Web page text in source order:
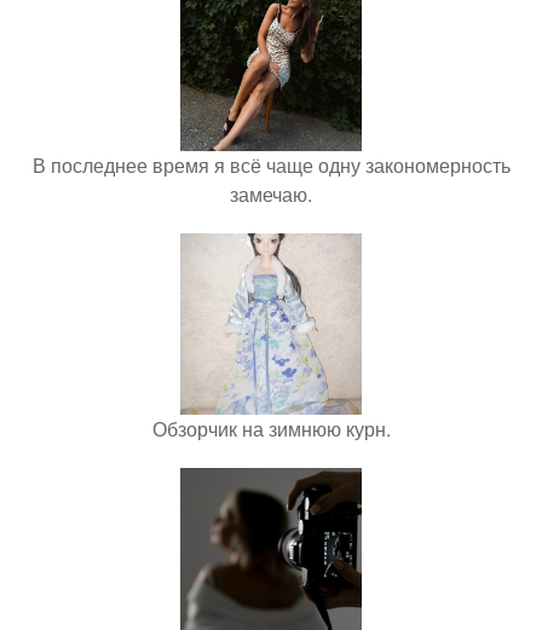
В последнее время я всё чаще одну закономерность
замечаю.
Обзорчик на зимнюю курн.